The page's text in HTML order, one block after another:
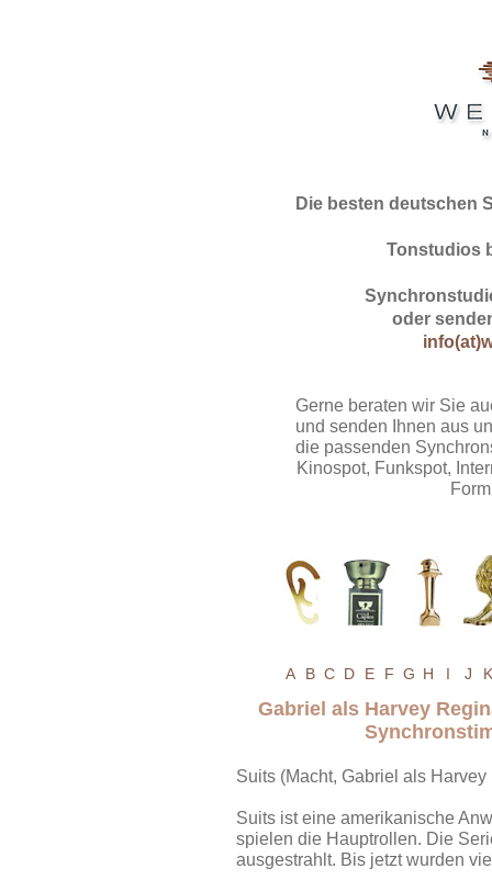
Die besten deutschen
Tonstudios
oder
Gerne beraten wir Sie
und senden Ihnen aus
die passenden
Kinospot, Funkspot,
A B C D E F G H I J K
Gabriel als Harvey
Suits (Macht, Gabriel als
Suits ist eine amerikanische
spielen die Hauptrollen. Die
ausgestrahlt. Bis jetzt wurden